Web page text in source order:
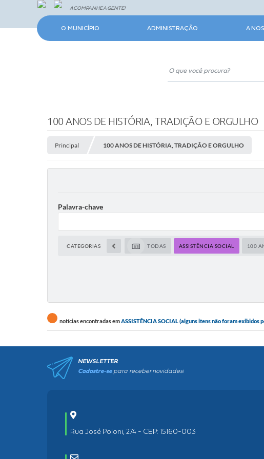
ACOMPANHE A GENTE!
O MUNICÍPIO ADMINISTRAÇÃO A
100 ANOS DE HISTÓRIA, TRADIÇÃO E ORGULHO
Principal 100 ANOS DE HISTÓRIA, TRADIÇÃO E ORGULHO
Palavra-chave
CATEGORIAS TODAS ASSISTÊNCIA SOCIAL 100
notícias encontradas emASSISTÊNCIA SOCIAL (alguns itens não foram
NEWSLETTER
Cadastre-separa receber novidades!
Rua José Poloni, 274 - CEP: 15160-003